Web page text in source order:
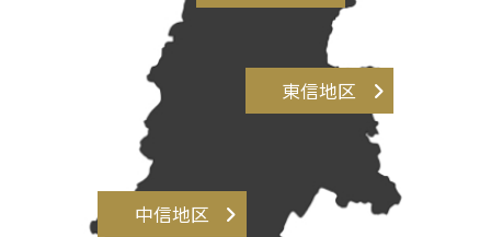
東信地区
中信地区